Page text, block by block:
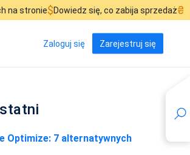
Dowiedz się, co zabija sprzedaż₴
Zaloguj się Zarejestruj się
Optimize: 7 alternatywnych